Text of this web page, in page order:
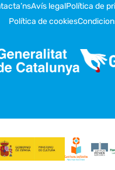
Avís legalPolítica de
Política de cookies